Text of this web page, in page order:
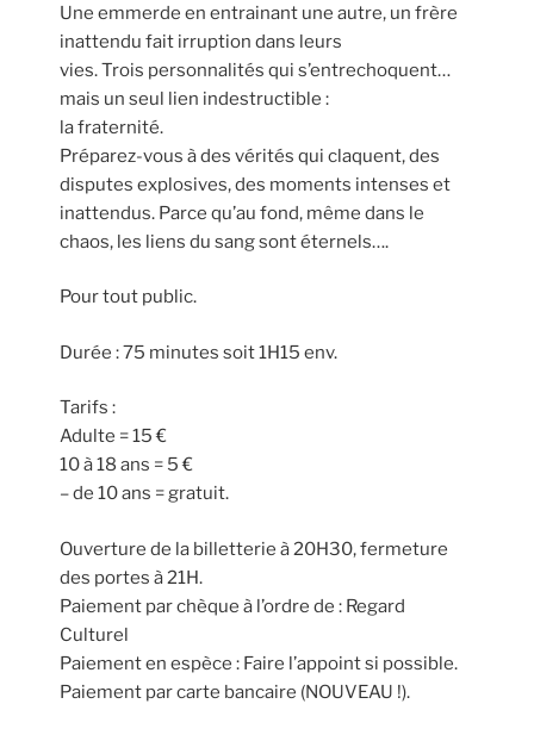
Une emmerde en entrainant une autre, un frère
inattendu fait irruption dans leurs
vies. Trois personnalités qui s’entrechoquent…
mais un seul lien indestructible :
la fraternité.
Préparez-vous à des vérités qui claquent, des
disputes explosives, des moments intenses et
inattendus. Parce qu’au fond, même dans le
chaos, les liens du sang sont éternels….
Pour tout public.
Durée : 75 minutes soit 1H15 env.
Tarifs :
Adulte = 15 €
10 à 18 ans = 5 €
– de 10 ans = gratuit.
Ouverture de la billetterie à 20H30, fermeture
des portes à 21H.
Paiement par chèque à l’ordre de : Regard
Culturel
Paiement en espèce : Faire l’appoint si possible.
Paiement par carte bancaire (NOUVEAU !).